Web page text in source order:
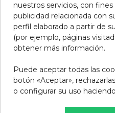
Sobre
Política
nuestros servicios, con
publicidad relacionada con
perfil elaborado a partir de
(por ejemplo, páginas
obtener más información.
Puede aceptar todas las
botón «Aceptar»,
o configurar su uso